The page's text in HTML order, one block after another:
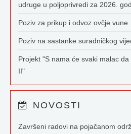
udruge u poljoprivredi za 2026.
Poziv za prikup i odvoz ovčje vune
Poziv na sastanke suradničkog
Projekt "S nama će svaki malac
II"
NOVOSTI
Završeni radovi na pojačanom